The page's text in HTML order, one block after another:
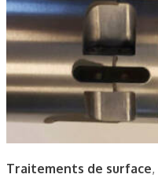
Traitements de surface,